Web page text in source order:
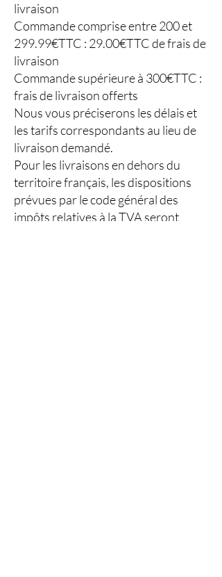
livraison
Commande comprise entre 200 et
299.99€TTC : 29.00€TTC de frais de
livraison
Commande supérieure à 300€TTC :
frais de livraison offerts
Nous vous préciserons les délais et
les tarifs correspondants au lieu de
livraison demandé.
Pour les livraisons en dehors du
territoire français, les dispositions
prévues par le code général des
impôts relatives à la TVA seront